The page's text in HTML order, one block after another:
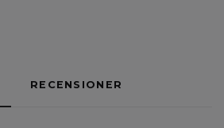
RECENSIONER